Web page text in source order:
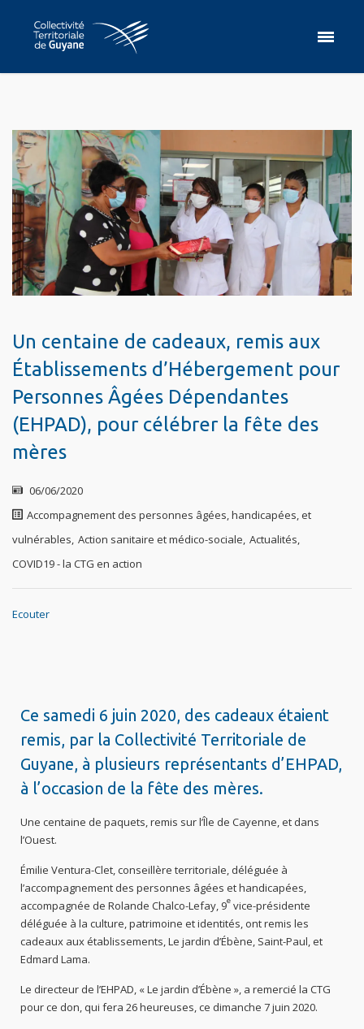
Un centaine de cadeaux, remis aux
Établissements d’Hébergement pour
Personnes Âgées Dépendantes
(EHPAD), pour célébrer la fête des
mères
06/06/2020
Accompagnement des personnes âgées, handicapées, et
vulnérables, Action sanitaire et médico-sociale, Actualités,
COVID19 - la CTG en action
Ecouter
Ce samedi 6 juin 2020, des cadeaux étaient
remis, par la Collectivité Territoriale de
Guyane, à plusieurs représentants d’EHPAD,
à l’occasion de la fête des mères.
Une centaine de paquets, remis sur l’Île de Cayenne, et dans
l’Ouest.
Émilie Ventura-Clet, conseillère territoriale, déléguée à
l’accompagnement des personnes âgées et handicapées,
accompagnée de Rolande Chalco-Lefay, 9e vice-présidente
déléguée à la culture, patrimoine et identités, ont remis les
cadeaux aux établissements, Le jardin d’Ébène, Saint-Paul, et
Edmard Lama.
Le directeur de l’EHPAD, « Le jardin d’Ébène », a remercié la CTG
pour ce don, qui fera 26 heureuses, ce dimanche 7 juin 2020.